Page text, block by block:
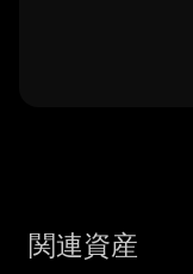
関連資産